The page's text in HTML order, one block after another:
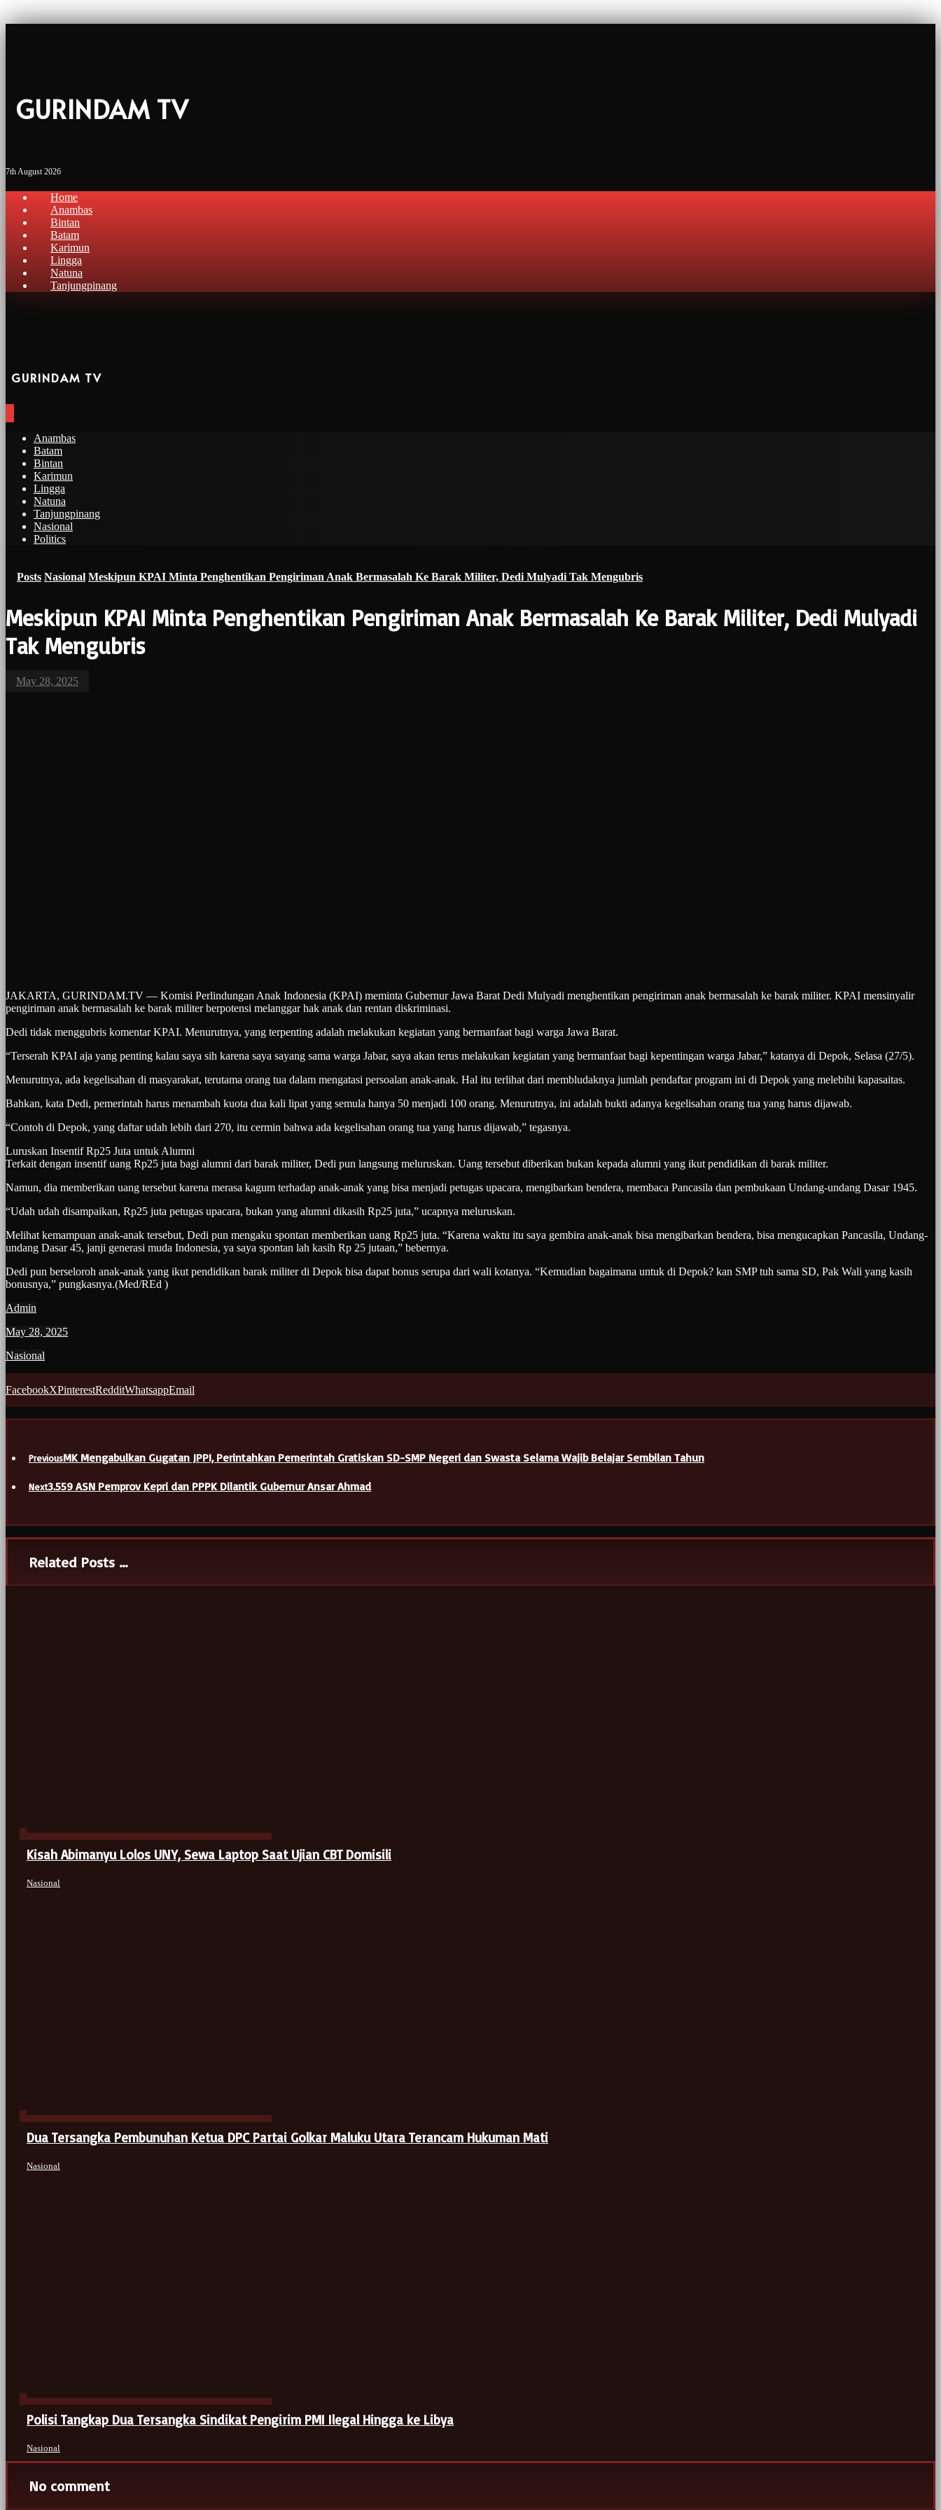
GURINDAM TV
7th August 2026
Home
Anambas
Bintan
Batam
Karimun
Lingga
Natuna
Tanjungpinang
GURINDAM TV
Anambas
Batam
Bintan
Karimun
Lingga
Natuna
Tanjungpinang
Nasional
Politics
Posts Nasional Meskipun KPAI Minta Penghentikan Pengiriman Anak Bermasalah Ke Barak Militer, Dedi Mulyadi Tak Mengubris
Meskipun KPAI Minta Penghentikan Pengiriman Anak Bermasalah Ke Barak Militer, Dedi Mulyadi
Tak Mengubris
May 28, 2025
JAKARTA, GURINDAM.TV — Komisi Perlindungan Anak Indonesia (KPAI) meminta Gubernur Jawa Barat Dedi Mulyadi menghentikan pengiriman anak bermasalah ke barak militer. KPAI mensinyalir
pengiriman anak bermasalah ke barak militer berpotensi melanggar hak anak dan rentan diskriminasi.
Dedi tidak menggubris komentar KPAI. Menurutnya, yang terpenting adalah melakukan kegiatan yang bermanfaat bagi warga Jawa Barat.
“Terserah KPAI aja yang penting kalau saya sih karena saya sayang sama warga Jabar, saya akan terus melakukan kegiatan yang bermanfaat bagi kepentingan warga Jabar,” katanya di Depok, Selasa (27/5).
Menurutnya, ada kegelisahan di masyarakat, terutama orang tua dalam mengatasi persoalan anak-anak. Hal itu terlihat dari membludaknya jumlah pendaftar program ini di Depok yang melebihi kapasaitas.
Bahkan, kata Dedi, pemerintah harus menambah kuota dua kali lipat yang semula hanya 50 menjadi 100 orang. Menurutnya, ini adalah bukti adanya kegelisahan orang tua yang harus dijawab.
“Contoh di Depok, yang daftar udah lebih dari 270, itu cermin bahwa ada kegelisahan orang tua yang harus dijawab,” tegasnya.
Luruskan Insentif Rp25 Juta untuk Alumni
Terkait dengan insentif uang Rp25 juta bagi alumni dari barak militer, Dedi pun langsung meluruskan. Uang tersebut diberikan bukan kepada alumni yang ikut pendidikan di barak militer.
Namun, dia memberikan uang tersebut karena merasa kagum terhadap anak-anak yang bisa menjadi petugas upacara, mengibarkan bendera, membaca Pancasila dan pembukaan Undang-undang Dasar 1945.
“Udah udah disampaikan, Rp25 juta petugas upacara, bukan yang alumni dikasih Rp25 juta,” ucapnya meluruskan.
Melihat kemampuan anak-anak tersebut, Dedi pun mengaku spontan memberikan uang Rp25 juta. “Karena waktu itu saya gembira anak-anak bisa mengibarkan bendera, bisa mengucapkan Pancasila, Undang-
undang Dasar 45, janji generasi muda Indonesia, ya saya spontan lah kasih Rp 25 jutaan,” bebernya.
Dedi pun berseloroh anak-anak yang ikut pendidikan barak militer di Depok bisa dapat bonus serupa dari wali kotanya. “Kemudian bagaimana untuk di Depok? kan SMP tuh sama SD, Pak Wali yang kasih
bonusnya,” pungkasnya.(Med/REd )
Admin
May 28, 2025
Nasional
FacebookXPinterestRedditWhatsappEmail
PreviousMK Mengabulkan Gugatan JPPI, Perintahkan Pemerintah Gratiskan SD-SMP Negeri dan Swasta Selama Wajib Belajar Sembilan Tahun
Next3.559 ASN Pemprov Kepri dan PPPK Dilantik Gubernur Ansar Ahmad
Related Posts ...
Kisah Abimanyu Lolos UNY, Sewa Laptop Saat Ujian CBT Domisili
Nasional
Dua Tersangka Pembunuhan Ketua DPC Partai Golkar Maluku Utara Terancam Hukuman Mati
Nasional
Polisi Tangkap Dua Tersangka Sindikat Pengirim PMI Ilegal Hingga ke Libya
Nasional
No comment